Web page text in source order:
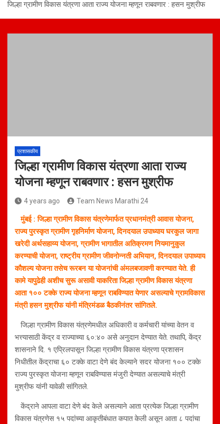
जिल्हा ग्रामीण विकास यंत्रणा आता राज्य योजना म्हणून राबवणार : हसन मुश्रीफ
प्रशासकीय
जिल्हा ग्रामीण विकास यंत्रणा आता राज्य
योजना म्हणून राबवणार : हसन मुश्रीफ
4 years ago Team News Marathi 24
मुंबई : जिल्हा ग्रामीण विकास यंत्रणेमार्फत प्रधानमंत्री आवास योजना,
राज्य पुरस्कृत ग्रामीण गृहनिर्माण योजना, दिनदयाल उपाध्याय घरकुल जागा
खरेदी अर्थसहाय्य योजना, ग्रामीण भागातील अतिक्रमण नियमानुकुल
करण्याची योजना, राष्ट्रीय ग्रामीण जीवनोन्नती अभियान, दिनदयाल उपाध्याय
कौशल्य योजना तसेच रूरबन या योजनांची अंमलबजावणी करण्यात येते. ही
कामे यापुढेही अशीच सुरू असावी याकरिता जिल्हा ग्रामीण विकास यंत्रणा
आता १०० टक्के राज्य योजना म्हणून राबविण्यात येणार असल्याचे ग्रामविकास
मंत्री हसन मुश्रीफ यांनी मंत्रिमंडळ बैठकीनंतर सांगितले.
जिल्हा ग्रामीण विकास यंत्रणेमधील अधिकारी व कर्मचारी यांच्या वेतन व
भत्त्यासाठी केंद्र व राज्याच्या ६०:४० असे अनुदान देण्यात येते. तथापि, केंद्र
शासनाने दि. १ एप्रिलपासून जिल्हा ग्रामीण विकास यंत्रणा प्रशासन
निधीतील केंद्राचा ६० टक्के वाटा देणे बंद केल्याने सदर योजना १०० टक्के
राज्य पुरस्कृत योजना म्हणून राबविण्यास मंजुरी देण्यात असल्याचे मंत्री
मुश्रीफ यांनी यावेळी सांगितले.
केंद्राने आपला वाटा देणे बंद केले असल्याने आता प्रत्येक जिल्हा ग्रामीण
विकास यंत्रणेस १५ पदांच्या आकृतीबंधात कपात केली असून आता ८ पदांचा